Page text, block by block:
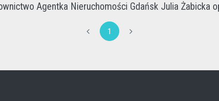
Agentka Nieruchomości Gdańsk Julia Żabicka
1